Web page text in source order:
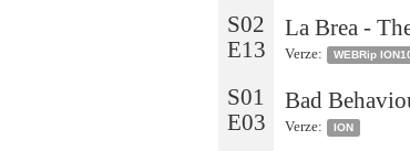
S02
E13
La Brea -
Verze: WEBRip
S01
E03
Bad
Verze: ION